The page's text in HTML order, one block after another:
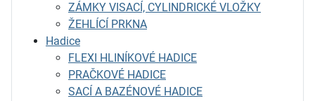
ZÁMKY VISACÍ, CYLINDRICKÉ VLOŽKY
ŽEHLÍCÍ PRKNA
Hadice
FLEXI HLINÍKOVÉ HADICE
PRAČKOVÉ HADICE
SACÍ A BAZÉNOVÉ HADICE